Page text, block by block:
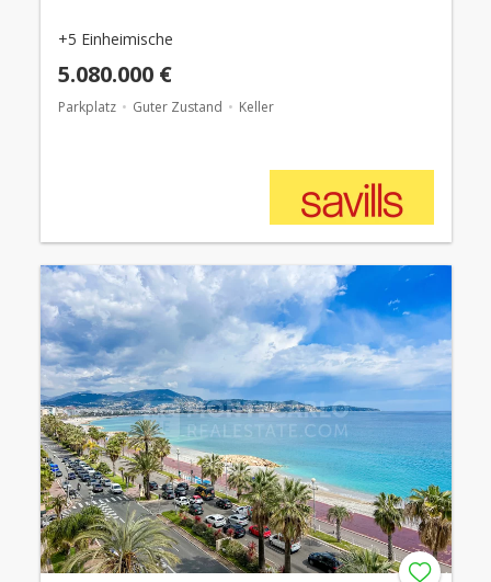
+5 Einheimische
5.080.000 €
Parkplatz Guter Zustand Keller